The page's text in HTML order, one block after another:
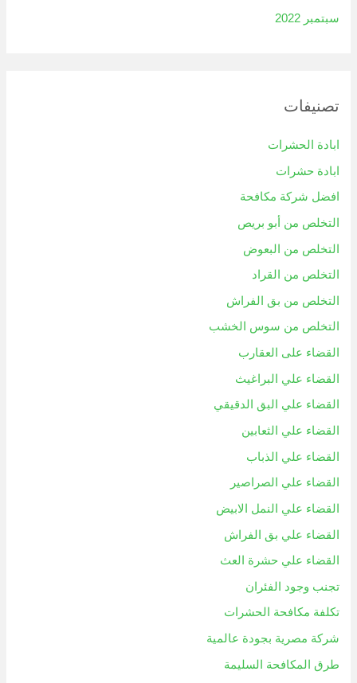
سبتمبر 2022
تصنيفات
ابادة الحشرات
ابادة حشرات
افضل شركة مكافحة
التخلص من أبو بريص
التخلص من البعوض
التخلص من القراد
التخلص من بق الفراش
التخلص من سوس الخشب
القضاء على العقارب
القضاء علي البراغيث
القضاء علي البق الدقيقي
القضاء علي الثعابين
القضاء علي الذباب
القضاء علي الصراصير
القضاء علي النمل الابيض
القضاء علي بق الفراش
القضاء علي حشرة العث
تجنب وجود الفئران
تكلفة مكافحة الحشرات
شركة مصرية بجودة عالمية
طرق المكافحة السليمة